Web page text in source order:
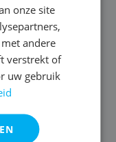
als het vocht
bedekken we de
een
gekenmerkt
via allerlei
deze put plaatsen
sensoren en het
definitief komaf
onze site
andere
verstrekt of
uw gebruik